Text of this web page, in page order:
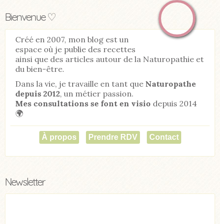
Bienvenue ♡
Créé en 2007, mon blog est un
espace où je publie des recettes
ainsi que des articles autour de la Naturopathie et
du bien-être.
Dans la vie, je travaille en tant que Naturopathe
depuis 2012, un métier passion.
Mes consultations se font en visio depuis 2014
🌍
À propos Prendre RDV Contact
Newsletter